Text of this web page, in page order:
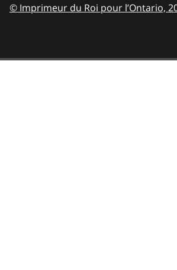
© Imprimeur du Roi pour l’Ontario,